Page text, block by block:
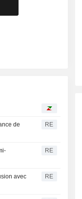
de
RE
RE
avec
RE